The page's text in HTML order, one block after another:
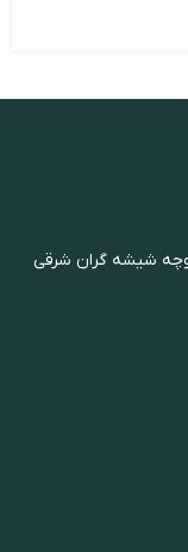
کوچه شیشه گران شرقی